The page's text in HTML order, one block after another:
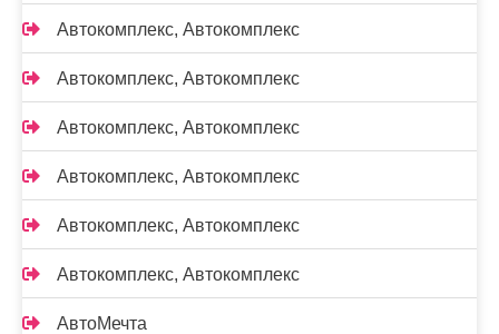
Автокомплекс, Автокомплекс
Автокомплекс, Автокомплекс
Автокомплекс, Автокомплекс
Автокомплекс, Автокомплекс
Автокомплекс, Автокомплекс
Автокомплекс, Автокомплекс
АвтоМечта